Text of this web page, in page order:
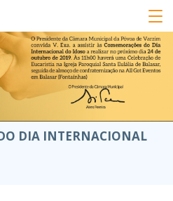
DIA INTERNACIONAL